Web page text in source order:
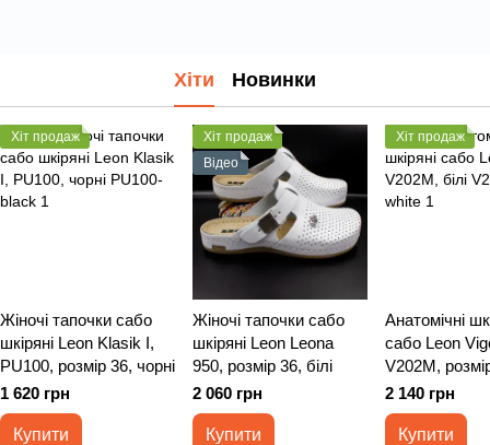
Хіти Новинки
Хіт продаж
Жіночі тапочки сабо
шкіряні Leon Klasik I,
PU100, розмір 36, чорні
1 620 грн
Купити
Хіт продаж
Відео
Жіночі тапочки сабо
шкіряні Leon Leona
950, розмір 36, білі
2 060 грн
Купити
Хіт продаж
Анатомічні
сабо Leon
V202M,
2 140 грн
Купити